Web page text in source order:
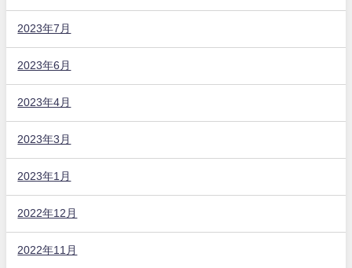
2023年7月
2023年6月
2023年4月
2023年3月
2023年1月
2022年12月
2022年11月